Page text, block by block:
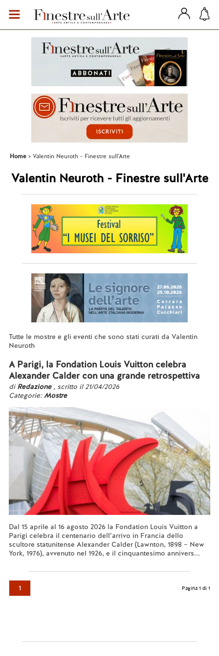
Home Valentin Neuroth - Finestre sull'Arte
Valentin Neuroth - Finestre sull'Arte
Tutte le mostre e gli eventi che sono stati curati da Valentin
Neuroth
A Parigi, la Fondation Louis Vuitton celebra
Alexander Calder con una grande retrospettiva
di Redazione , scritto il 21/04/2026
Categorie:Mostre
Dal 15 aprile al 16 agosto 2026 la Fondation Louis Vuitton a
Parigi celebra il centenario dell’arrivo in Francia dello
scultore statunitense Alexander Calder (Lawnton, 1898 – New
York, 1976), avvenuto nel 1926, e il cinquantesimo annivers...
1 Pagina 1 di 1